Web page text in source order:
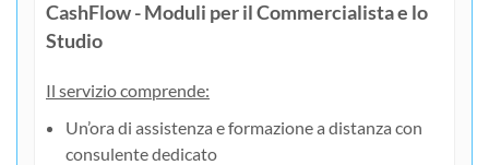
CashFlow - Moduli per il Commercialista e lo
Studio
Il servizio comprende:
Un’ora di assistenza e formazione a distanza con
consulente dedicato